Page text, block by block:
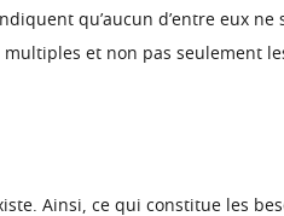
qu’aucun d’entre eux
et non pas seulement
Ainsi, ce qui constitue les